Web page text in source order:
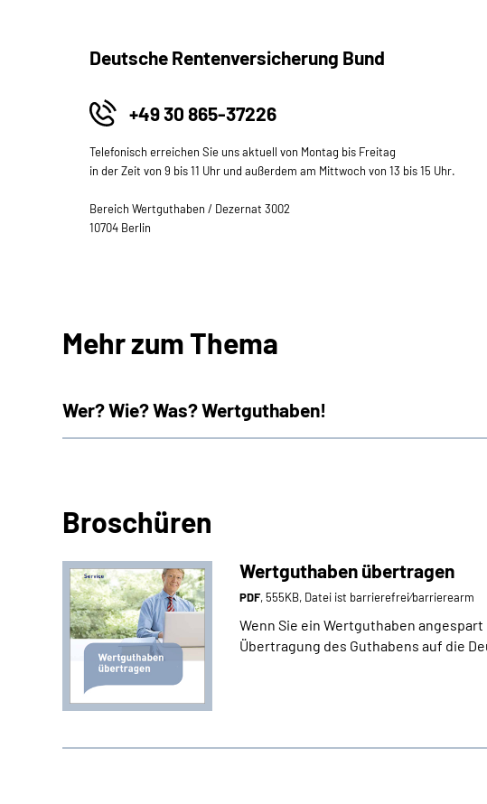
Deutsche Rentenversicherung Bund
+49 30 865-37226
Telefonisch erreichen Sie uns aktuell von Montag bis Freitag
in der Zeit von 9 bis 11 Uhr und außerdem am Mittwoch von 13 bis 15 Uhr.
Bereich Wertguthaben / Dezernat 3002
10704 Berlin
Mehr zum Thema
Wer? Wie? Was? Wertguthaben!
Broschüren
Wertguthaben übertragen
PDF, 555KB, Datei ist barrierefrei⁄barrierearm
Wenn Sie ein Wertguthaben
Übertragung des Guthabens auf die